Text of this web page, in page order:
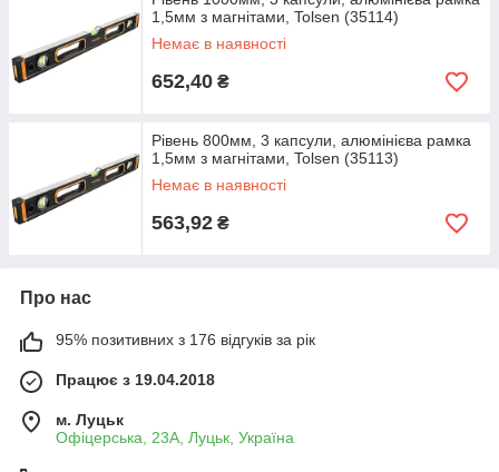
1,5мм з магнітами, Tolsen (35114)
Немає в наявності
652,40 ₴
Рівень 800мм, 3 капсули, алюмінієва рамка
1,5мм з магнітами, Tolsen (35113)
Немає в наявності
563,92 ₴
Про нас
95% позитивних з 176 відгуків за рік
Працює з 19.04.2018
м. Луцьк
Офіцерська, 23А, Луцьк, Україна